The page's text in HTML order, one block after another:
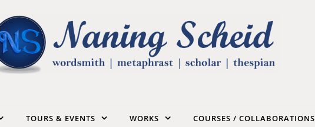
TOURS & EVENTS WORKS COURSES / COLLABORATIONS